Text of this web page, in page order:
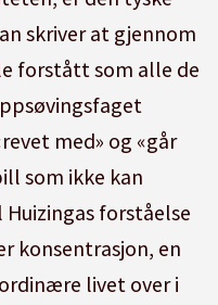
skriver at gjennom
forstått som alle de
med» og «går
som ikke kan
Huizingas forståelse
konsentrasjon, en
livet over i